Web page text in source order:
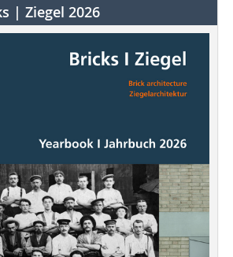
| Ziegel 2026